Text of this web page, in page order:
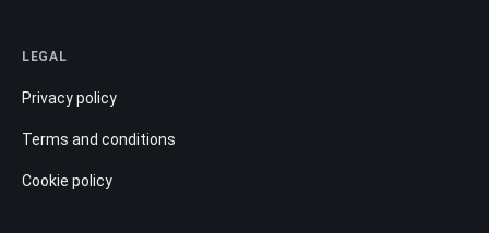
LEGAL
Privacy policy
Terms and conditions
Cookie policy